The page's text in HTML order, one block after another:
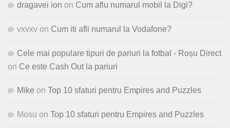
dragavei ion on Cum aflu numarul mobil la Digi?
vxvxv on Cum iti afli numarul la Vodafone?
Cele mai populare tipuri de pariuri la fotbal - Roșu Direct
on Ce este Cash Out la pariuri
Mike on Top 10 sfaturi pentru Empires and Puzzles
Mosu on Top 10 sfaturi pentru Empires and Puzzles